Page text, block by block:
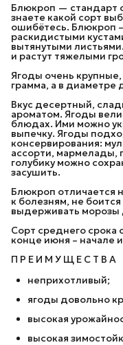
Блюкроп — стандарт
знаете какой сорт
ошибётесь. Блюкроп
раскидистыми
вытянутыми
и растут тяжелыми
Ягоды очень
грамма, а в диаметре
Вкус десертный,
ароматом. Ягоды
блюдах. Ими можно
выпечку. Ягоды
консервирования:
ассорти, мармелады,
голубику можно
засушить.
Блюкроп отличается
к болезням, не
выдерживать морозы
Сорт среднего срока
конце июня – начале
П Р Е И М У Щ Е С Т В А
неприхотливый;
ягоды довольно
высокая
высокая